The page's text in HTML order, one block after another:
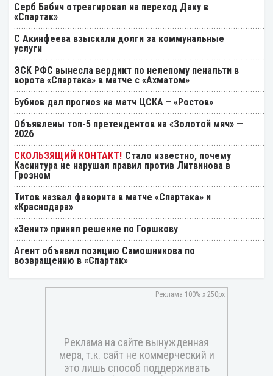
Серб Бабич отреагировал на переход Даку в
«Спартак»
С Акинфеева взыскали долги за коммунальные
услуги
ЭСК РФС вынесла вердикт по нелепому пенальти в
ворота «Спартака» в матче с «Ахматом»
Бубнов дал прогноз на матч ЦСКА – «Ростов»
Объявлены топ-5 претендентов на «Золотой мяч» —
2026
Стало известно, почему
Касинтура не нарушал правил против Литвинова в
Грозном
Титов назвал фаворита в матче «Спартака» и
«Краснодара»
«Зенит» принял решение по Горшкову
Агент объявил позицию Самошникова по
возвращению в «Спартак»